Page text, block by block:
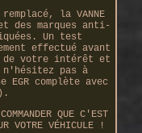
la VANNE
des marques anti-
Un test
effectué avant
de votre intérêt et
n'hésitez pas à
EGR complète avec
QUE C'EST
VOTRE VÉHICULE !